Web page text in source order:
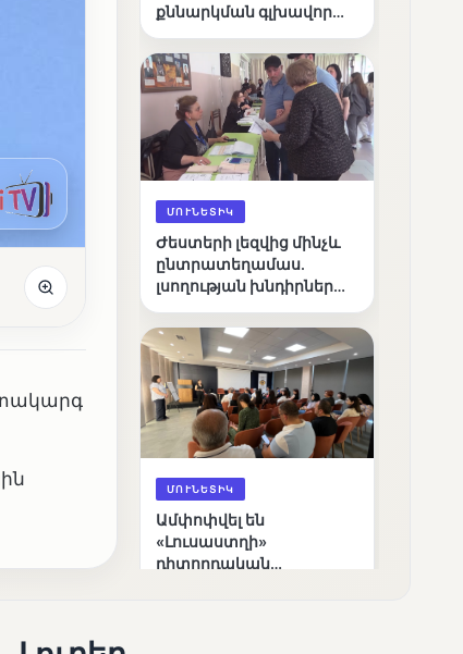
քննարկման գլխավոր
կառավարո՞ւմ, թե՞
քաղաքական նպատակ
ՄՈՒՆԵՏԻԿ
Ժեստերի լեզվից մինչև
ընտրատեղամաս.
լսողության խնդիրներ
ճանապարհը
ՄՈՒՆԵՏԻԿ
Ամփոփվել են
«Լուսաստղի»
դիտորդական